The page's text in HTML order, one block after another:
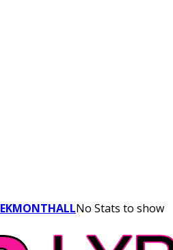
MONTHALLNo Stats to show